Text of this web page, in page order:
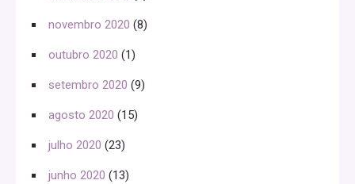
novembro 2020 (8)
outubro 2020 (1)
setembro 2020 (9)
agosto 2020 (15)
julho 2020 (23)
junho 2020 (13)